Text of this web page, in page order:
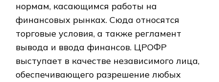
нормам, касающимся работы на
финансовых рынках. Сюда относятся
торговые условия, а также регламент
вывода и ввода финансов. ЦРОФР
выступает в качестве независимого лица,
обеспечивающего разрешение любых